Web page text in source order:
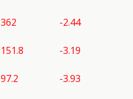
-2.44
-3.19
-3.93